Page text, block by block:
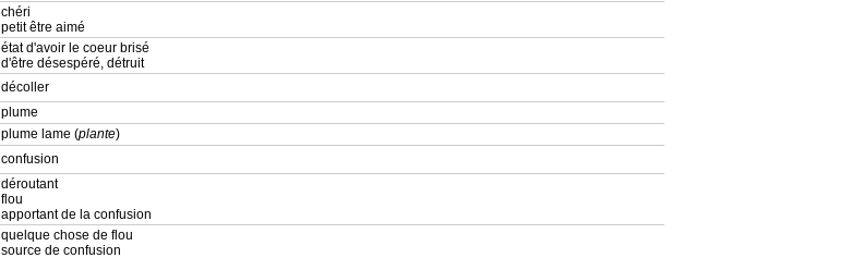
chéri
petit être aimé
état d'avoir le coeur brisé
d'être désespéré, détruit
décoller
plume
plume lame (plante)
confusion
déroutant
flou
apportant de la confusion
quelque chose de flou
source de confusion